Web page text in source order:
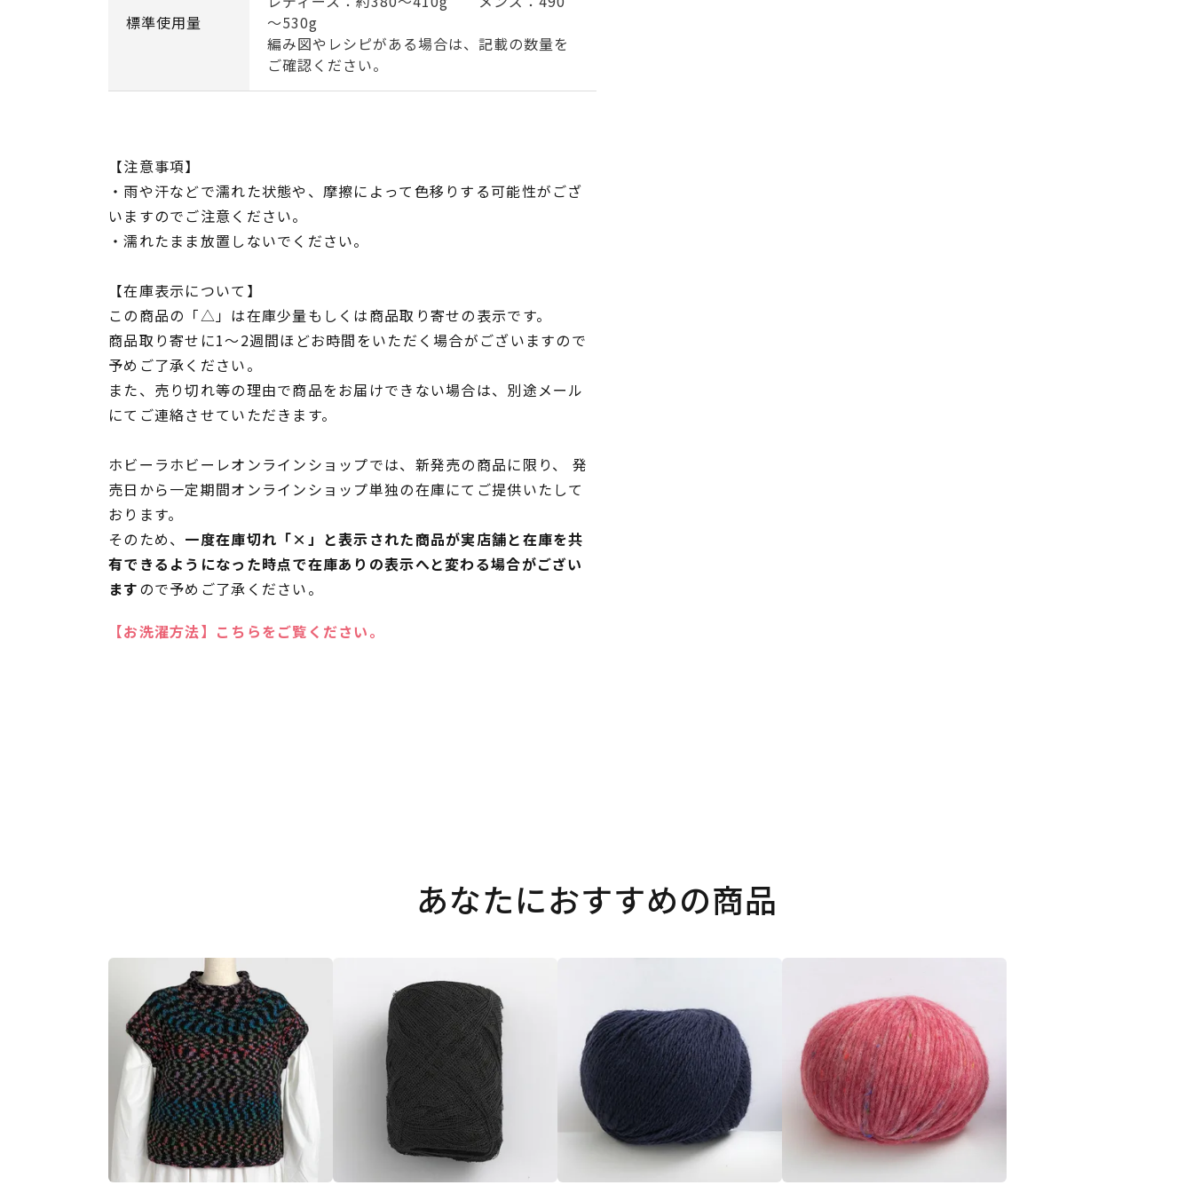
標準使用量
～530g
編み図やレシピがある場合は、記載の数量を
ご確認ください。
【注意事項】
・雨や汗などで濡れた状態や、摩擦によって色移りする可能性がござ
いますのでご注意ください。
・濡れたまま放置しないでください。
【在庫表示について】
この商品の「△」は在庫少量もしくは商品取り寄せの表示です。
商品取り寄せに1～2週間ほどお時間をいただく場合がございますので
予めご了承ください。
また、売り切れ等の理由で商品をお届けできない場合は、別途メール
にてご連絡させていただきます。
ホビーラホビーレオンラインショップでは、新発売の商品に限り、 発
売日から一定期間オンラインショップ単独の在庫にてご提供いたして
おります。
そのため、 一度在庫切れ「×」と表示された商品が実店舗と在庫を共
有できるようになった時点で在庫ありの表示へと変わる場合がござい
ますので予めご了承ください。
【お洗濯方法】こちらをご覧ください。
あなたにおすすめの商品